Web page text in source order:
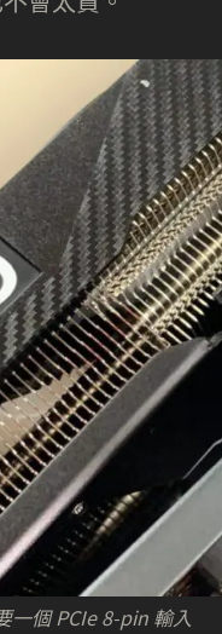
一個 PCIe 8-pin 輸入